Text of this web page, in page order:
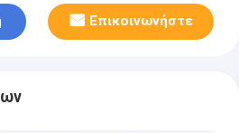
Επικοινωνήστε